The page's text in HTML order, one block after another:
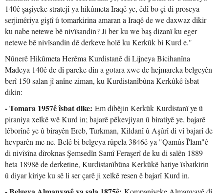
140ê şaşiyeke stratejî ya hikûmeta Iraqê ye, êdî bo çi di proseya
serjimêriya giştî û tomarkirina amaran a Iraqê de we daxwaz dikir
ku nabe netewe bê nivîsandin? Ji ber ku we baş dizanî ku eger
netewe bê nivîsandin dê derkeve holê ku Kerkûk bi Kurd e."
Nûnerê Hikûmeta Herêma Kurdistanê di Lijneya Bicihanîna
Madeya 140ê de di pareke din a gotara xwe de hejmareka belgeyên
berî 150 salan jî anîne ziman, ku Kurdistanîbûna Kerkûkê îsbat
dikin:
- Tomara 1957ê îsbat dike: Em dibêjin Kerkûk Kurdistanî ye û
piraniya xelkê wê Kurd in; bajarê pêkevjiyan û biratiyê ye, bajarê
lêborînê ye û birayên Ereb, Turkman, Kildanî û Aşûrî di vî bajarî de
hevparên me ne. Belê bi belgeya rûpela 3846ê ya "Qamûs Î'lam"ê
di nivîsîna dîroknas Şemsedîn Samî Feraşerî de ku di salên 1889
heta 1898ê de derketine, Kurdistanîbûna Kerkûkê hatiye îsbatkirin
û diyar kiriye ku sê li ser çarê ji xelkê resen ê bajarî Kurd in.